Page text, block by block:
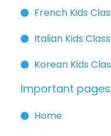
French Kids
Italian Kids
Korean Kids
Important pages
Home